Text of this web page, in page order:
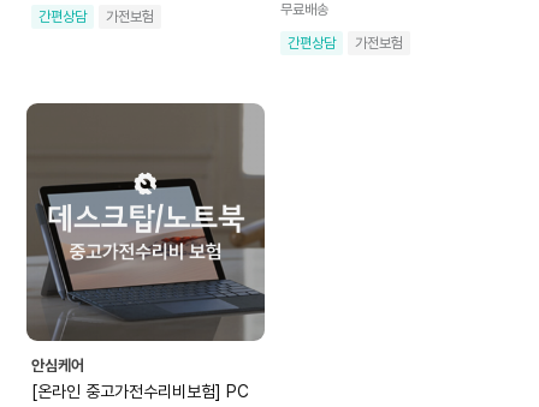
간편상담
가전보험
무료배송
간편상담
가전보험
안심케어
[온라인 중고가전수리비보험] PC